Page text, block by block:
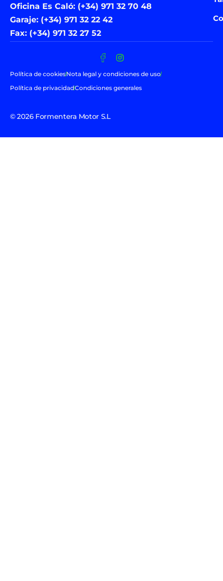
Oficina Es Caló: (+34) 971 32 70 48
Garaje: (+34) 971 32 22 42
Fax: (+34) 971 32 27 52
© 2026 Formentera Motor S.L
Política de cookiesNota legal y condiciones de uso
Política de privacidadCondiciones generales